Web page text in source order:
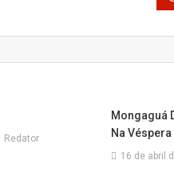
Redator
Mongaguá
Na
16 de abril